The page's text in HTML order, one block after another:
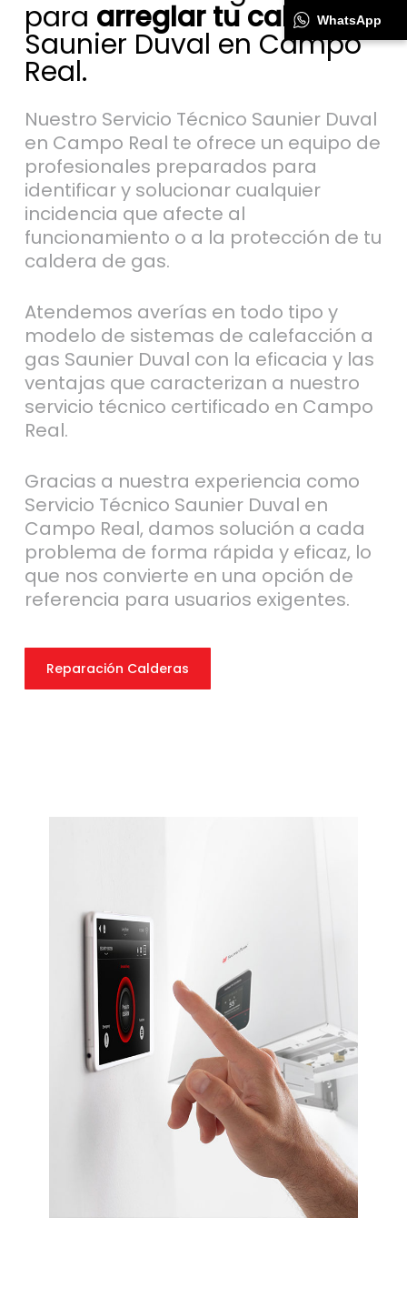
para arreglar tu caldera
Saunier Duval en Campo
Real.
Nuestro Servicio Técnico Saunier Duval
en Campo Real te ofrece un equipo de
profesionales preparados para
identificar y solucionar cualquier
incidencia que afecte al
funcionamiento o a la protección de tu
caldera de gas.
Atendemos averías en todo tipo y
modelo de sistemas de calefacción a
gas Saunier Duval con la eficacia y las
ventajas que caracterizan a nuestro
servicio técnico certificado en Campo
Real.
Gracias a nuestra experiencia como
Servicio Técnico Saunier Duval en
Campo Real, damos solución a cada
problema de forma rápida y eficaz, lo
que nos convierte en una opción de
referencia para usuarios exigentes.
Reparación Calderas
WhatsApp